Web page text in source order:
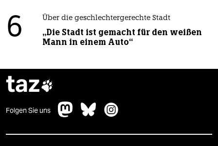
6 Über die geschlechtergerechte Stadt
„Die Stadt ist gemacht für den weißen
Mann in einem Auto“
taz
Folgen Sie uns